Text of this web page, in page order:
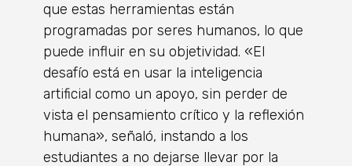
que estas herramientas están
programadas por seres humanos, lo que
puede influir en su objetividad. «El
desafío está en usar la inteligencia
artificial como un apoyo, sin perder de
vista el pensamiento crítico y la reflexión
humana», señaló, instando a los
estudiantes a no dejarse llevar por la